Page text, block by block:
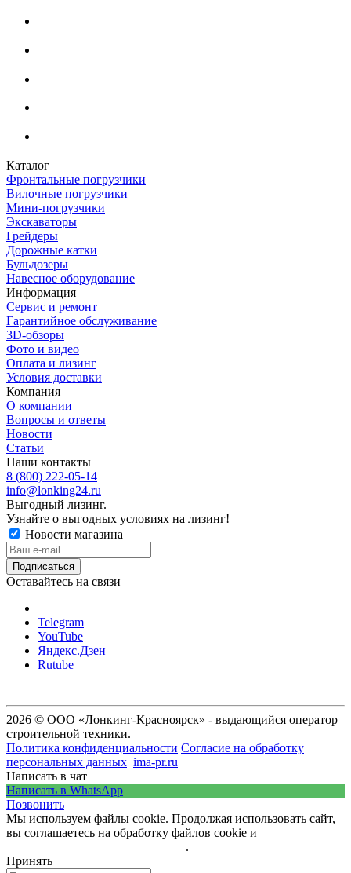
Каталог
Фронтальные погрузчики
Вилочные погрузчики
Мини-погрузчики
Экскаваторы
Грейдеры
Дорожные катки
Бульдозеры
Навесное оборудование
Информация
Сервис и ремонт
Гарантийное обслуживание
3D-обзоры
Фото и видео
Оплата и лизинг
Условия доставки
Компания
О компании
Вопросы и ответы
Новости
Статьи
Наши контакты
8 (800) 222-05-14
info@lonking24.ru
Выгодный лизинг.
Узнайте о выгодных условиях на лизинг!
Новости магазина
Оставайтесь на связи
Telegram
YouTube
Яндекс.Дзен
Rutube
2026 © ООО «Лонкинг-Красноярск» - выдающийся оператор
строительной техники.
Политика конфиденциальности Согласие на обработку
персональных данных ima-pr.ru
Написать в чат
Написать в WhatsApp
Позвонить
Мы используем файлы cookie. Продолжая использовать сайт,
вы соглашаетесь на обработку файлов cookie и
.
Принять